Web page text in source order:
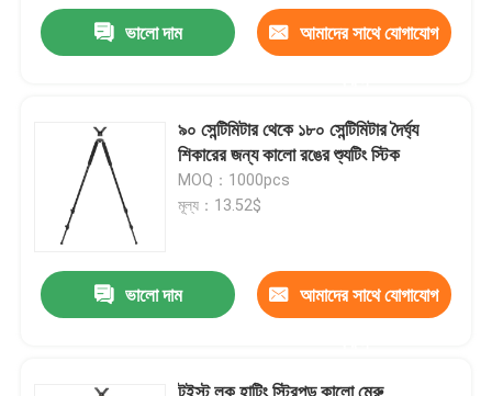
ভিডিও
VR প্রদর্শন
ভালো দাম আমাদের সাথে যোগাযোগ
৯০ সেন্টিমিটার থেকে ১৮০ সেন্টিমিটার দৈর্ঘ্য
শিকারের জন্য কালো রঙের শ্যুটিং স্টিক
MOQ：1000pcs
মূল্য：13.52$
ভালো দাম আমাদের সাথে যোগাযোগ